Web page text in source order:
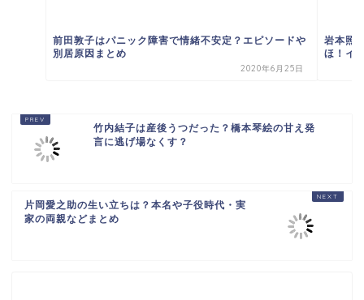
前田敦子はパニック障害で情緒不安定？エピソードや
別居原因まとめ
2020年6月25日
岩本照
ほ！イ
竹内結子は産後うつだった？橋本琴絵の甘え発
言に逃げ場なくす？
片岡愛之助の生い立ちは？本名や子役時代・実
家の両親などまとめ